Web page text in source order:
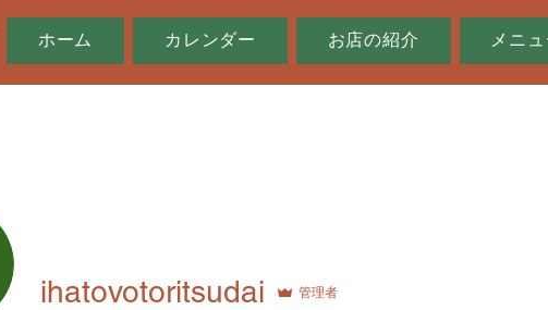
ホーム カレンダー お店の紹介 メニ
ihatovotoritsudai 管理者